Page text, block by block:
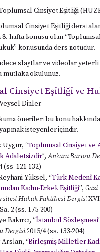
Cinsiyet Eşitliği
Cinsiyet Eşitliği dersi
hafta konusu olan
konusunda ders notudur.
slaytlar ve videolar yeterli
mutlaka okulunuz.
Cinsiyet Eşitliği ve
Dinler
önerileri bu konu
isteyenler içindir.
Uygur, “Toplumsal Cinsiyet ve
Adaletsizdir”,Ankara Barosu
(ss. 121-132)
Yüksel, “Türk Medenî
Kadın-Erkek Eşitliği”, Gazi
Hukuk Fakültesi Dergisi
2 (ss. 175-200)
Bakırcı, “İstanbul Sözleşmesi
Dergisi2015/4 (ss. 133-204)
Arslan, “Birleşmiş Milletler